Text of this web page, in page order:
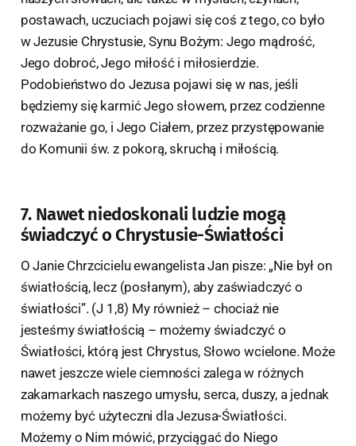
postawach, uczuciach pojawi się coś z tego, co było
w Jezusie Chrystusie, Synu Bożym: Jego mądrość,
Jego dobroć, Jego miłość i miłosierdzie.
Podobieństwo do Jezusa pojawi się w nas, jeśli
będziemy się karmić Jego słowem, przez codzienne
rozważanie go, i Jego Ciałem, przez przystępowanie
do Komunii św. z pokorą, skruchą i miłością.
7. Nawet niedoskonali ludzie mogą
świadczyć o Chrystusie-Światłości
O Janie Chrzcicielu ewangelista Jan pisze: „Nie był on
światłością, lecz (posłanym), aby zaświadczyć o
światłości”. (J 1,8) My również – chociaż nie
jesteśmy światłością – możemy świadczyć o
Światłości, którą jest Chrystus, Słowo wcielone. Może
nawet jeszcze wiele ciemności zalega w różnych
zakamarkach naszego umysłu, serca, duszy, a jednak
możemy być użyteczni dla Jezusa-Światłości.
Możemy o Nim mówić, przyciągać do Niego